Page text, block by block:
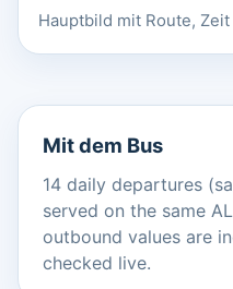
Hauptbild mit Route,
Mit dem Bus
14 daily departures
served on the same
outbound values are
checked live.